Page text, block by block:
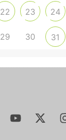
22 23 24
29 30 31